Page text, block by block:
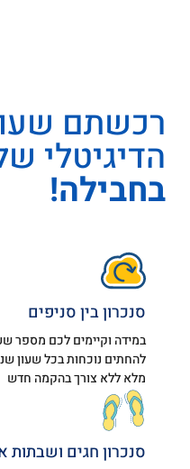
רכשתם
הדיגיטלי
בחבילה!
סנכרון בין סניפים
במידה וקיימים לכם מספר
להחתים נוכחות בכל שעון
מלא ללא צורך בהקמה חדש
סנכרון חגים ושבתות